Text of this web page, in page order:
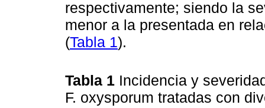
respectivamente; siendo la
menor a la presentada en
(Tabla 1).
Tabla 1 Incidencia y
F. oxysporum tratadas con